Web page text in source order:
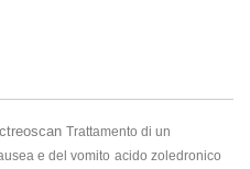
Trattamento di un
e del vomito acido zoledronico